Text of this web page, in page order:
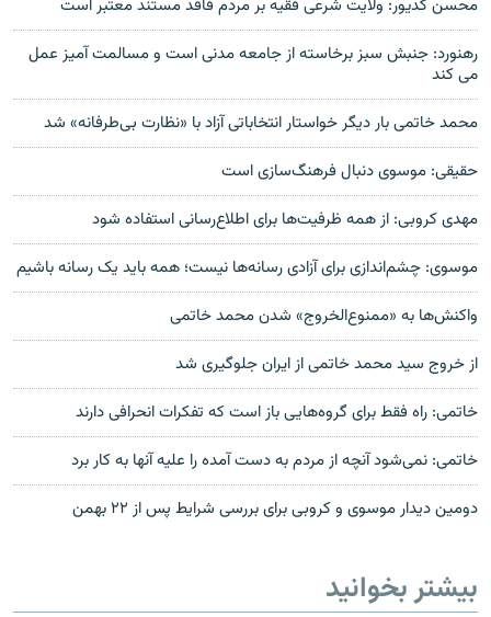
محسن کديور: ولايت شرعی فقيه بر مردم فاقد مستند معتبر است
رهنورد: جنبش سبز برخاسته از جامعه مدنی است و مسالمت آمیز عمل
می کند
محمد خاتمی بار دیگر خواستار انتخاباتی آزاد با «نظارت بی‌طرفانه» شد
حقیقی: موسوی دنبال فرهنگ‌سازی است
مهدی کروبی: از همه ظرفیت‌ها برای اطلاع‌رسانی استفاده شود
موسوی:‌ چشم‌اندازی برای آزادی رسانه‌ها نیست؛ همه باید یک رسانه باشیم
واکنش‌ها به «ممنوع‌الخروج» شدن محمد خاتمی
از خروج سید محمد خاتمی از ایران جلوگیری شد
خاتمی: راه فقط برای گروه‌هایی باز است که تفکرات انحرافی دارند
خاتمی: نمی‌شود آنچه از مردم به دست آمده را علیه آنها به کار برد
دومین دیدار موسوی و کروبی برای بررسی شرایط پس از ۲۲ بهمن
بیشتر بخوانید